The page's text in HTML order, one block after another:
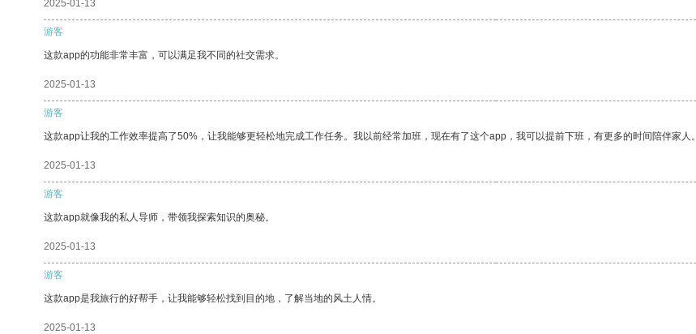
2025-01-13
游客
这款app的功能非常丰富，可以满足我不同的社交需求。
2025-01-13
游客
这款app让我的工作效率提高了50%，让我能够更轻松地完成工作任务。我以前经常加班，现在有了这个app，我可以提前下班，有更多的时间陪伴家人。
2025-01-13
游客
这款app就像我的私人导师，带领我探索知识的奥秘。
2025-01-13
游客
这款app是我旅行的好帮手，让我能够轻松找到目的地，了解当地的风土人情。
2025-01-13